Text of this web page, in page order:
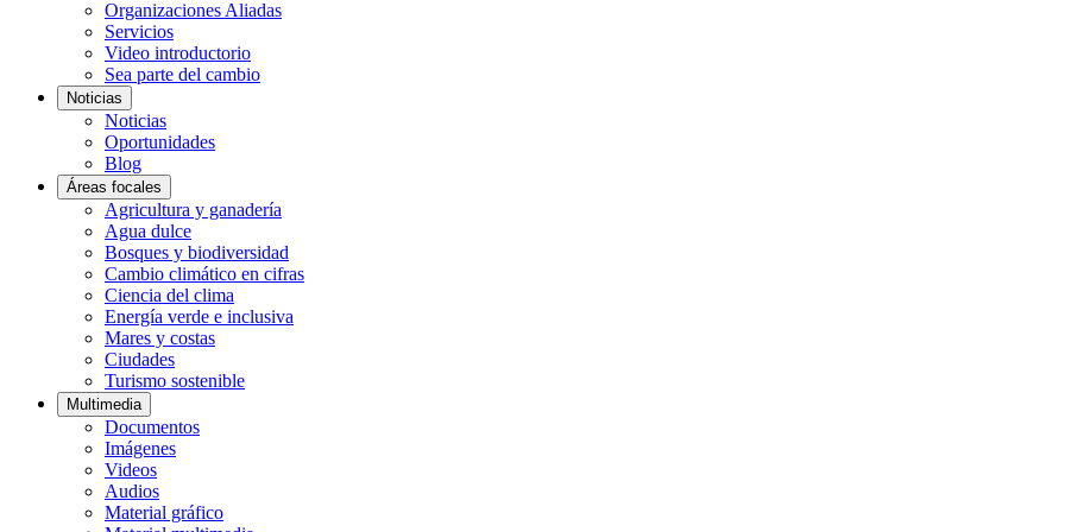
Organizaciones Aliadas
Servicios
Video introductorio
Sea parte del cambio
Noticias
Noticias
Oportunidades
Blog
Áreas focales
Agricultura y ganadería
Agua dulce
Bosques y biodiversidad
Cambio climático en cifras
Ciencia del clima
Energía verde e inclusiva
Mares y costas
Ciudades
Turismo sostenible
Multimedia
Documentos
Imágenes
Videos
Audios
Material gráfico